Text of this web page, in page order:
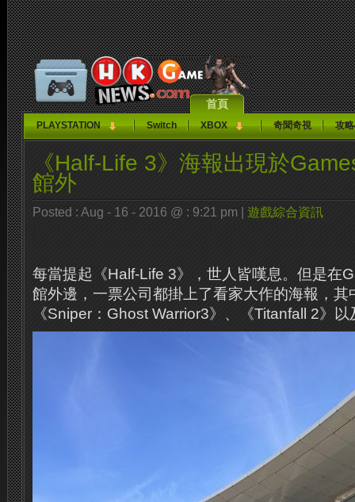
首頁
PLAYSTATION Switch XBOX 奇聞奇視 攻
《Half-Life 3》海報出現於
館外
Posted : Aug - 16 - 2016 @ : 9:21 pm | 遊戲綜合資訊
每當提起《Half-Life 3》，世人皆嘆息。但是在
館外邊，一票公司都掛上了看家大作的海報，
《Sniper：Ghost Warrior3》、《Titanfall 2》